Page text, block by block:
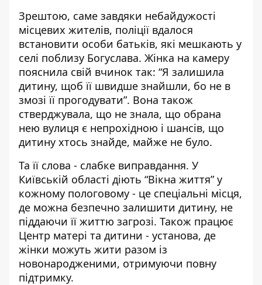
Зрештою, саме завдяки небайдужості
місцевих жителів, поліції вдалося
встановити особи батьків, які мешкають у
селі поблизу Богуслава. Жінка на камеру
пояснила свій вчинок так: “Я залишила
дитину, щоб її швидше знайшли, бо не в
змозі її прогодувати”. Вона також
стверджувала, що не знала, що обрана
нею вулиця є непрохідною і шансів, що
дитину хтось знайде, майже не було.
Та її слова - слабке виправдання. У
Київській області діють “Вікна життя” у
кожному пологовому - це спеціальні місця,
де можна безпечно залишити дитину, не
піддаючи її життю загрозі. Також працює
Центр матері та дитини - установа, де
жінки можуть жити разом із
новонародженими, отримуючи повну
підтримку.